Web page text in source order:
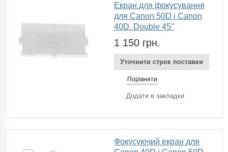
Екран для фокусування
для Canon 50D і Canon
40D. Double 45"
1 150 грн.
Уточнити строк поставки
Порівняти
Додати в закладки
Фокусуючий екран для